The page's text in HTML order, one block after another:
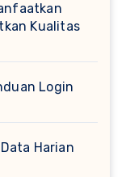
Kualitas
Login
Harian